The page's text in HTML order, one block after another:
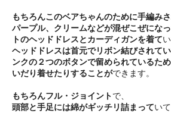
もちろんこのベアちゃんのために手編み
パープル、クリームなどが混ぜこぜにな
トのヘッドドレスとカーディガンを着て
ヘッドドレスは首元でリボン結びされて
ンクの２つのボタンで留められているた
いだり着せたりすることができます。
もちろんフル・ジョイントで、
頭部と手足には綿がギッチリ詰まっていて